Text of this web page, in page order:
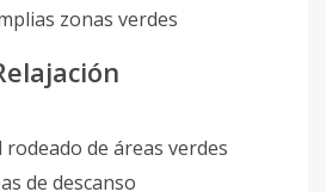
zonas verdes
de áreas verdes
de descanso